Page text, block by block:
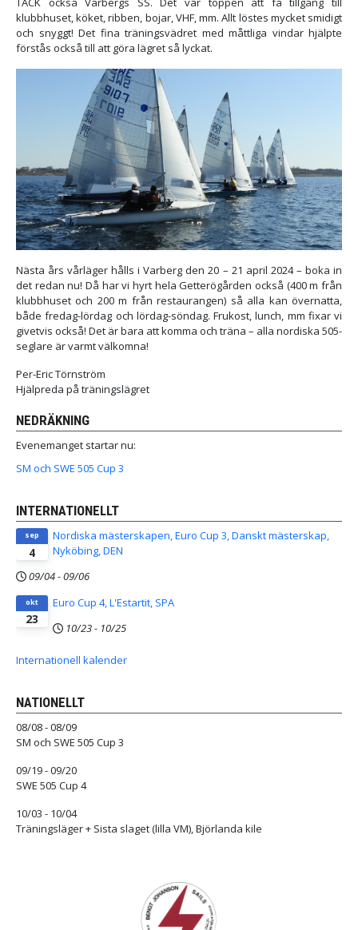
klubbhuset, köket, ribben, bojar, VHF, mm. Allt löstes mycket smidigt
och snyggt! Det fina träningsvädret med måttliga vindar hjälpte
förstås också till att göra lägret så lyckat.
Nästa års vårläger hålls i Varberg den 20 – 21 april 2024 – boka in
det redan nu! Då har vi hyrt hela Getterögården också (400 m från
klubbhuset och 200 m från restaurangen) så alla kan övernatta,
både fredag-lördag och lördag-söndag. Frukost, lunch, mm fixar vi
givetvis också! Det är bara att komma och träna – alla nordiska 505-
seglare är varmt välkomna!
Per-Eric Törnström
Hjälpreda på träningslägret
NEDRÄKNING
Evenemanget startar nu:
SM och SWE 505 Cup 3
INTERNATIONELLT
4
sep
Nordiska mästerskapen, Euro Cup 3, Danskt mästerskap,
Nyköbing, DEN
09/04-09/06
23
okt
Euro Cup 4, L'Estartit, SPA
10/23- 10/25
Internationell kalender
NATIONELLT
08/08 - 08/09
SM och SWE 505 Cup 3
09/19 - 09/20
SWE 505 Cup 4
10/03 - 10/04
Träningsläger + Sista slaget (lilla VM), Björlanda kile